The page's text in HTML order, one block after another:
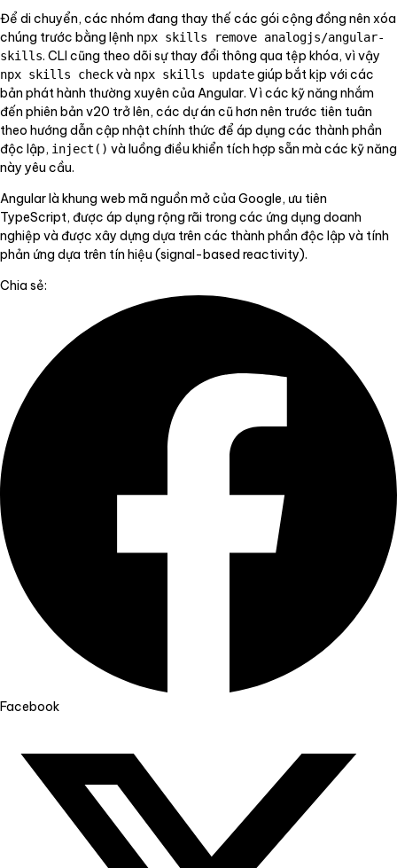
Để di chuyển, các nhóm đang thay thế các gói cộng đồng nên xóa
chúng trước bằng lệnh npx skills remove analogjs/angular-
skills. CLI cũng theo dõi sự thay đổi thông qua tệp khóa, vì vậy
npx skills checkvà npx skills updategiúp bắt kịp với các
bản phát hành thường xuyên của Angular. Vì các kỹ năng nhắm
đến phiên bản v20 trở lên, các dự án cũ hơn nên trước tiên tuân
theo hướng dẫn cập nhật chính thức để áp dụng các thành phần
độc lập, inject() và luồng điều khiển tích hợp sẵn mà các kỹ năng
này yêu cầu.
Angular là khung web mã nguồn mở của Google, ưu tiên
TypeScript, được áp dụng rộng rãi trong các ứng dụng doanh
nghiệp và được xây dựng dựa trên các thành phần độc lập và tính
phản ứng dựa trên tín hiệu (signal-based reactivity).
Chia sẻ:
Facebook